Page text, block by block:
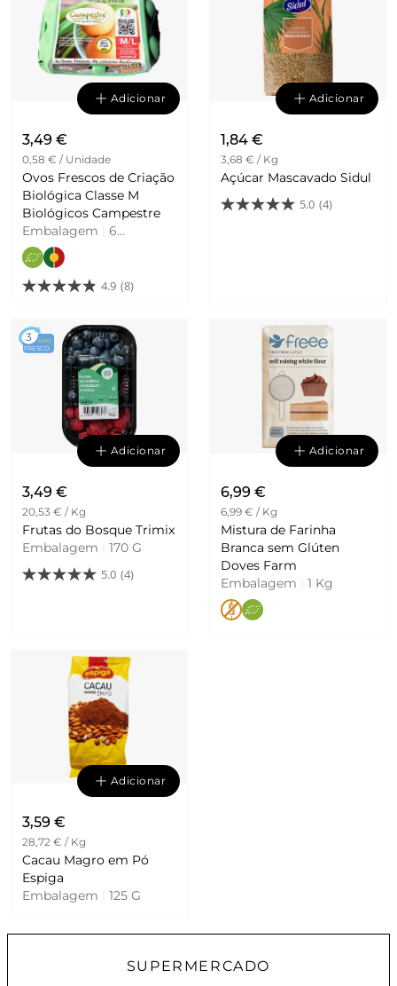
Adicionar
3,49 €
0,58 € / Unidade
Ovos Frescos de Criação
Biológica Classe M
Biológicos Campestre
Embalagem
6
Unidades
4.9 (8)
Adicionar
1,84 €
3,68 € / Kg
Açúcar Mascavado Sidul
5.0 (4)
3 DIAS
FRESCO
Adicionar
3,49 €
20,53 € / Kg
Frutas do Bosque Trimix
Embalagem
170 G
5.0 (4)
Adicionar
6,99 €
6,99 € / Kg
Mistura de Farinha
Branca sem Glúten
Doves Farm
Embalagem
1 Kg
Adicionar
3,59 €
28,72 € / Kg
Cacau Magro em Pó
Espiga
Embalagem
125 G
SUPERMERCADO